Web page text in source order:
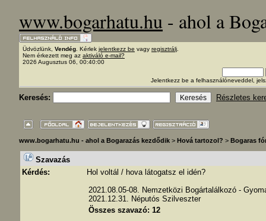
www.bogarhatu.hu - ahol a
Üdvözlünk, Vendég . Kérlek jelentkezz be vagy regisztrálj
Nem érkezett meg az aktiváló e-mail?
2026 Augusztus 06, 00:40:00
Jelentkezz be a felhasználóneveddel,
Keresés: Részletes
www.bogarhatu.hu - ahol a Bogarazás kezdődik > Hová tartozol? > Bogaras
Szavazás
Kérdés:
Hol voltál / hova látogatsz el idén?
2021.08.05-08. Nemzetközi Bogártalálkozó -
2021.12.31. Néputós Szilveszter
Összes szavazó: 12